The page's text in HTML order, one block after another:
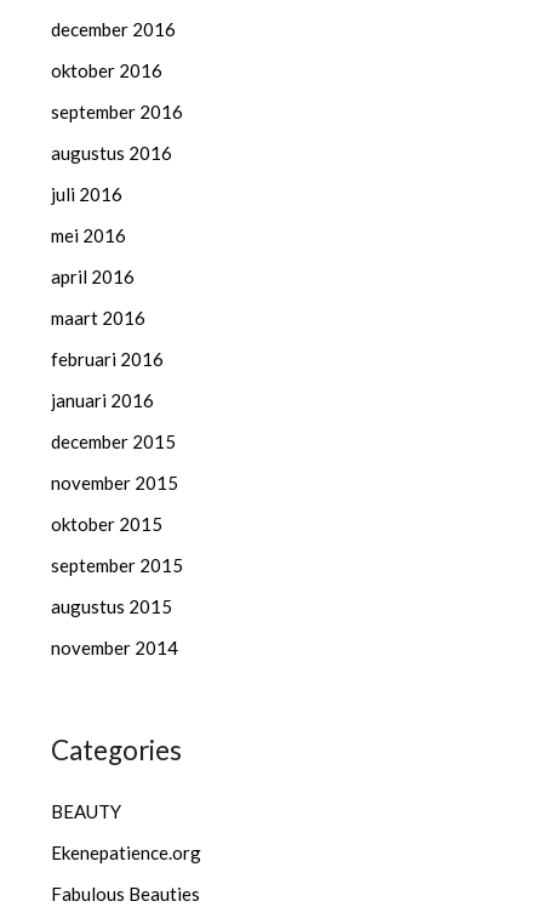
december 2016
oktober 2016
september 2016
augustus 2016
juli 2016
mei 2016
april 2016
maart 2016
februari 2016
januari 2016
december 2015
november 2015
oktober 2015
september 2015
augustus 2015
november 2014
Categories
BEAUTY
Ekenepatience.org
Fabulous Beauties